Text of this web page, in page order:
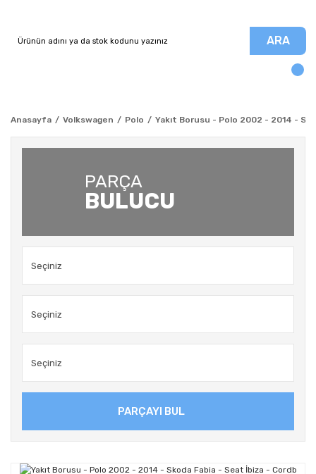
ARA
Anasayfa Volkswagen Polo Yakıt Borusu - Polo 2002 - 2014 -
PARÇA
BULUCU
PARÇAYI BUL